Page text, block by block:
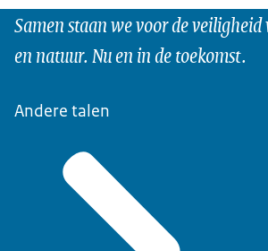
Samen staan we voor de
en natuur. Nu en in de toekomst.
Andere talen